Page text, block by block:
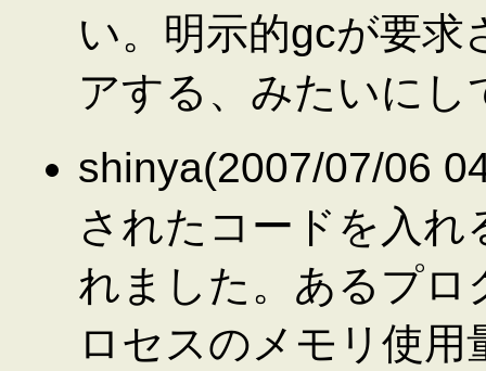
い。明示的gcが要
アする、みたいに
shinya(2007/07/06
されたコードを入
れました。あるプロ
ロセスのメモリ使